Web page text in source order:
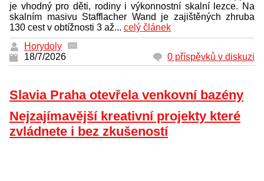
je vhodný pro děti, rodiny i výkonnostní skalní lezce. Na
skalním masivu Stafflacher Wand je zajištěných zhruba
130 cest v obtížnosti 3 až... celý článek
Horydoly
18/7/2026
0 příspěvků v diskuzi
Slavia Praha otevřela venkovní bazény
Nejzajímavější kreativní projekty které
zvládnete i bez zkušeností